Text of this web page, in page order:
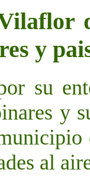
y
su
y
al